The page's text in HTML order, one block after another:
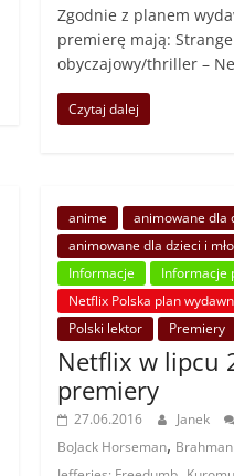
Zgodnie z planem
premierę mają:
obyczajowy/thriller –
Czytaj dalej
anime
animowane dla
animowane dla dzieci i
Informacje
Informacje
Netflix Polska plan
Polski lektor
Premiery
Netflix w lipcu
premiery
27.06.2016 Janek
BoJack Horseman,